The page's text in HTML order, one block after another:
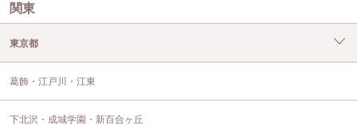
関東
東京都
葛飾・江戸川・江東
下北沢・成城学園・新百合ヶ丘